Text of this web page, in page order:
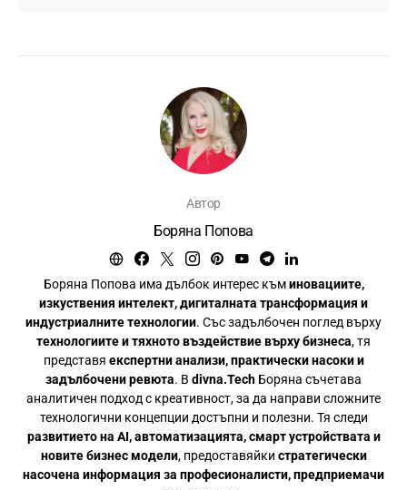
Автор
Боряна Попова
Боряна Попова има дълбок интерес къминовациите,
изкуствения интелект, дигиталната трансформация и
индустриалните технологии. Със задълбочен поглед върху
технологиите и тяхното въздействие върху бизнеса, тя
представя експертни анализи, практически насоки и
задълбочени ревюта. В divna.Tech Боряна съчетава
аналитичен подход с креативност, за да направи сложните
технологични концепции достъпни и полезни. Тя следи
развитието на AI, автоматизацията, смарт устройствата и
новите бизнес модели, предоставяйки стратегически
насочена информация за професионалисти, предприемачи